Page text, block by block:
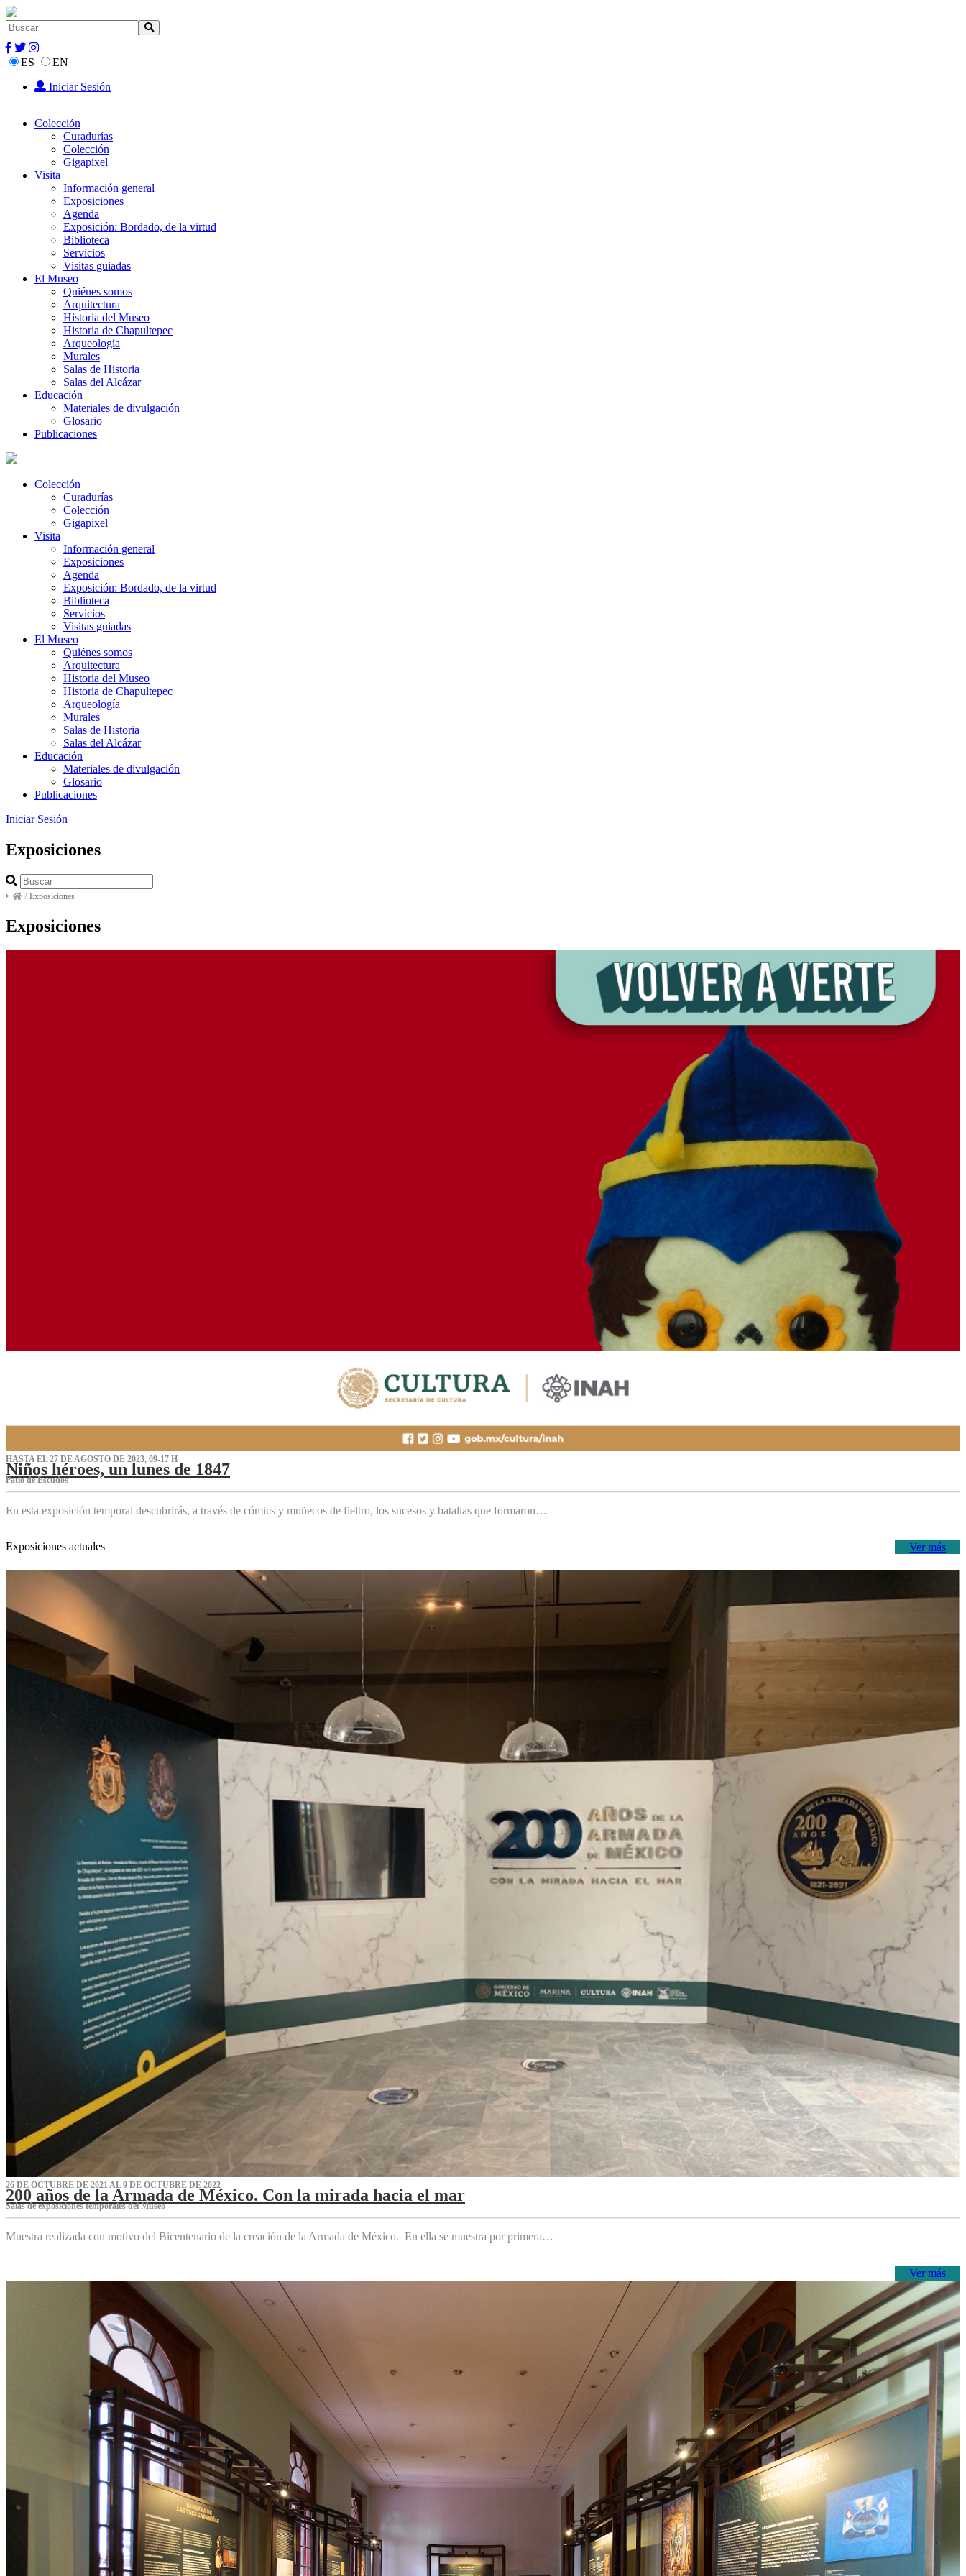
ES
EN
Iniciar Sesión
Colección
Curadurías
Colección
Gigapixel
Visita
Información general
Exposiciones
Agenda
Exposición: Bordado, de la virtud
Biblioteca
Servicios
Visitas guiadas
El Museo
Quiénes somos
Arquitectura
Historia del Museo
Historia de Chapultepec
Arqueología
Murales
Salas de Historia
Salas del Alcázar
Educación
Materiales de divulgación
Glosario
Publicaciones
Colección
Curadurías
Colección
Gigapixel
Visita
Información general
Exposiciones
Agenda
Exposición: Bordado, de la virtud
Biblioteca
Servicios
Visitas guiadas
El Museo
Quiénes somos
Arquitectura
Historia del Museo
Historia de Chapultepec
Arqueología
Murales
Salas de Historia
Salas del Alcázar
Educación
Materiales de divulgación
Glosario
Publicaciones
Iniciar Sesión
Exposiciones
/ Exposiciones
Exposiciones
HASTA EL 27 DE AGOSTO DE 2023, 09-17 H
Niños héroes, un lunes de 1847
Patio de Escudos
En esta exposición temporal descubrirás, a través de cómics y muñecos de fieltro, los sucesos y batallas que formaron…
Ver más
Exposiciones actuales
26 DE OCTUBRE DE 2021 AL 9 DE OCTUBRE DE 2022
200 años de la Armada de México. Con la mirada hacia el mar
Salas de exposiciones temporales del Museo‌
Muestra realizada con motivo del Bicentenario de la creación de la Armada de México. En ella se muestra por primera…
Ver más